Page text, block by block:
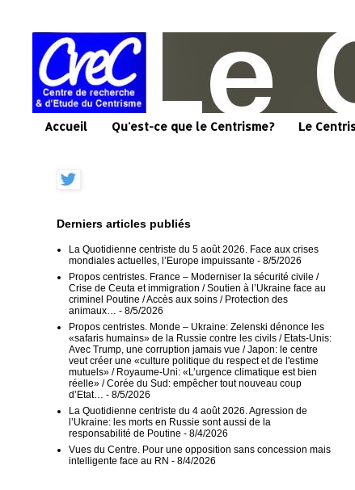
Accueil Qu'est-ce que le Centrisme? Le
Derniers articles publiés
La Quotidienne centriste du 5 août 2026. Face aux crises
mondiales actuelles, l’Europe impuissante - 8/5/2026
Propos centristes. France – Moderniser la sécurité civile /
Crise de Ceuta et immigration / Soutien à l’Ukraine face au
criminel Poutine / Accès aux soins / Protection des
animaux…
- 8/5/2026
Propos centristes. Monde – Ukraine: Zelenski dénonce les
«safaris humains» de la Russie contre les civils / Etats-Unis:
Avec Trump, une corruption jamais vue / Japon: le centre
veut créer une «culture politique du respect et de l'estime
mutuels» / Royaume-Uni: «L’urgence climatique est bien
réelle» / Corée du Sud: empêcher tout nouveau coup
d’Etat…
- 8/5/2026
La Quotidienne centriste du 4 août 2026. Agression de
l’Ukraine: les morts en Russie sont aussi de la
responsabilité de Poutine - 8/4/2026
Vues du Centre. Pour une opposition sans concession mais
intelligente face au RN - 8/4/2026